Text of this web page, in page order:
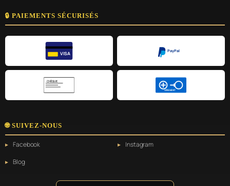
🔒 PAIEMENTS SÉCURISÉS
VISA
PayPal
CHÈQUE
VIREMENT
🌐 SUIVEZ-NOUS
Facebook
Instagram
Blog